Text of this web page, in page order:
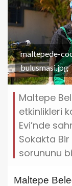
maltepede-
bulusmasi.jpg
Maltepe
etkinlikleri
Evi’nde
Sokakta
sorununu
Maltepe